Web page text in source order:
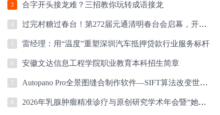
3 合字开头接龙难？三招教你玩转成语接龙
4 过完村糖过春台！第272届元通清明春台会启幕，开心麻花爆笑登场
5 雷经理：用“温度”重塑深圳汽车抵押贷款行业服务标杆
6 安徽文达信息工程学院职业教育本科招生简章
7 Autopano Pro全景图缝合制作软件—SIFT算法改变世界，从学术论文到全景图革命的
2026年乳腺肿瘤精准诊疗与原创研究学术年会暨“她力量”乳腺肿瘤学组会议圆